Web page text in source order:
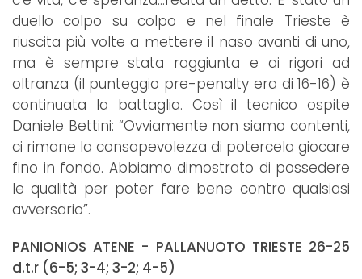
duello colpo su colpo e nel finale Trieste è
riuscita più volte a mettere il naso avanti di uno,
ma è sempre stata raggiunta e ai rigori ad
oltranza (il punteggio pre-penalty era di 16-16) è
continuata la battaglia. Così il tecnico ospite
Daniele Bettini: “Ovviamente non siamo contenti,
ci rimane la consapevolezza di potercela giocare
fino in fondo. Abbiamo dimostrato di possedere
le qualità per poter fare bene contro qualsiasi
avversario”.
PANIONIOS ATENE - PALLANUOTO TRIESTE 26-25
d.t.r (6-5; 3-4; 3-2; 4-5)